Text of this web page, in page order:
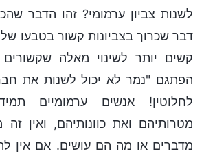
לשנות צביון ערמומי? זהו הדבר
דבר שכרוך בצביונות קשור בטבעו
קשים יותר לשינוי מאלה
הפתגם "נמר לא יכול לשנות את
לחלוטין! אנשים ערמומיים
מטרותיהם ואת כוונותיהם, ואין
מדברים או מה הם עושים. אם אין